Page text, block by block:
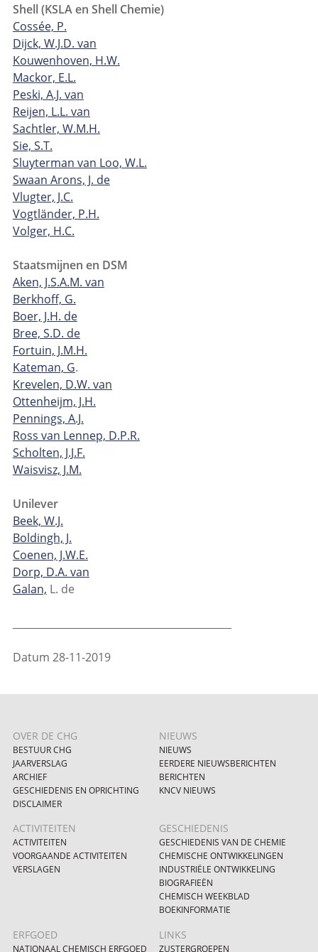
Shell (KSLA en Shell Chemie)
Cossée, P.
Dijck, W.J.D. van
Kouwenhoven, H.W.
Mackor, E.L.
Peski, A.J. van
Reijen, L.L. van
Sachtler, W.M.H.
Sie, S.T.
Sluyterman van Loo, W.L.
Swaan Arons, J. de
Vlugter, J.C.
Vogtländer, P.H.
Volger, H.C.
Staatsmijnen en DSM
Aken, J.S.A.M. van
Berkhoff, G.
Boer, J.H. de
Bree, S.D. de
Fortuin, J.M.H.
Kateman, G.
Krevelen, D.W. van
Ottenheijm, J.H.
Pennings, A.J.
Ross van Lennep, D.P.R.
Scholten, J.J.F.
Waisvisz, J.M.
Unilever
Beek, W.J.
Boldingh, J.
Coenen, J.W.E.
Dorp, D.A. van
Galan, L. de
Datum 28-11-2019
OVER DE CHG
BESTUUR CHG
JAARVERSLAG
ARCHIEF
GESCHIEDENIS EN OPRICHTING
DISCLAIMER
NIEUWS
NIEUWS
EERDERE NIEUWSBERICHTEN
BERICHTEN
KNCV NIEUWS
ACTIVITEITEN
ACTIVITEITEN
VOORGAANDE ACTIVITEITEN
VERSLAGEN
GESCHIEDENIS
GESCHIEDENIS VAN DE CHEMIE
CHEMISCHE ONTWIKKELINGEN
INDUSTRIËLE ONTWIKKELING
BIOGRAFIEËN
CHEMISCH WEEKBLAD
BOEKINFORMATIE
ERFGOED
NATIONAAL CHEMISCH ERFGOED
LINKS
ZUSTERGROEPEN